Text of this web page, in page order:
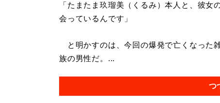
「たまたま玖瑠美（くるみ）本人と、彼
会っているんです」
と明かすのは、今回の爆発で亡くなった
族の男性だ。...
つ